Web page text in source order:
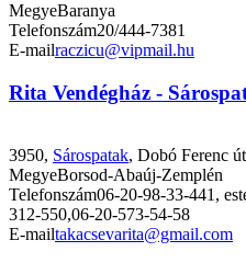
MegyeBaranya
Telefonszám20/444-7381
E-mailraczicu@vipmail.hu
Rita Vendégház -
3950, Sárospatak, Dobó Ferenc
MegyeBorsod-Abaúj-Zemplén
Telefonszám06-20-98-33-441,
312-550,06-20-573-54-58
E-mailtakacsevarita@gmail.com